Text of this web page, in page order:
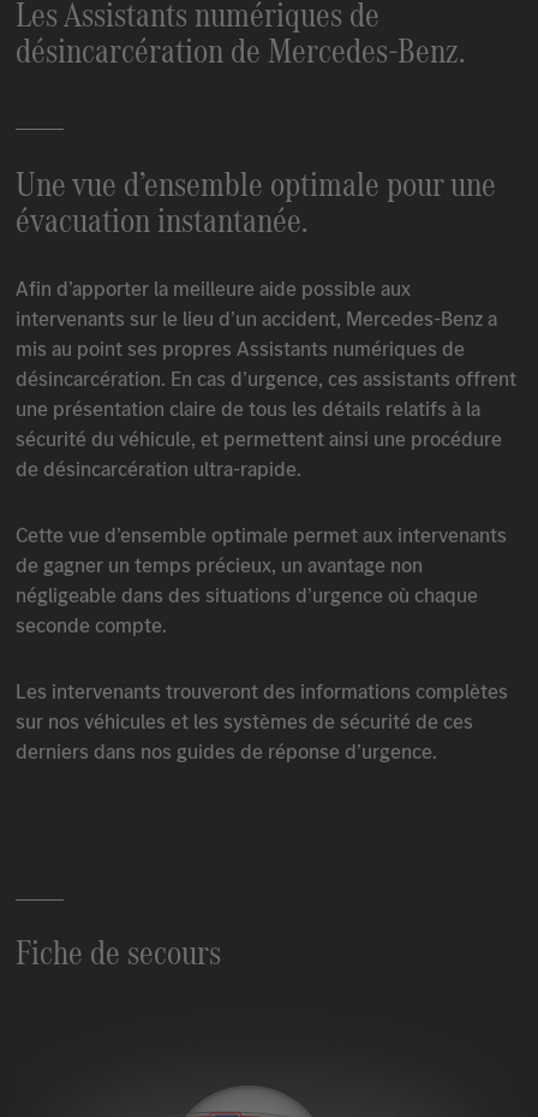
Les Assistants numériques de
désincarcération de Mercedes-Benz.
Une vue d’ensemble optimale pour une
évacuation instantanée.
Afin d’apporter la meilleure aide possible aux
intervenants sur le lieu d’un accident, Mercedes-Benza
mis au point ses propres Assistants numériques de
désincarcération. En cas d’urgence, ces assistants offrent
une présentation claire de tous les détails relatifs à la
sécurité du véhicule, et permettent ainsi une procédure
de désincarcération ultra-rapide.
Cette vue d’ensemble optimale permet aux intervenants
de gagner un temps précieux, un avantage non
négligeable dans des situations d’urgence où chaque
seconde compte.
Les intervenants trouveront des informations complètes
sur nos véhicules et les systèmes de sécurité de ces
derniers dans nos guides de réponse d’urgence.
Fiche de secours